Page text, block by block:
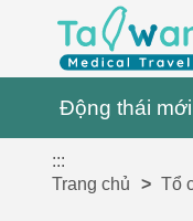
Động thái
:::
Trang chủ
Tổ